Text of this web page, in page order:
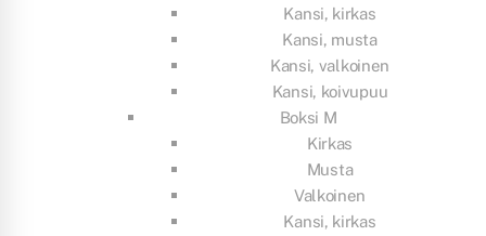
Kansi, kirkas
Kansi, musta
Kansi, valkoinen
Kansi, koivupuu
Boksi M
Kirkas
Musta
Valkoinen
Kansi, kirkas